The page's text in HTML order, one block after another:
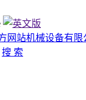
搜 索